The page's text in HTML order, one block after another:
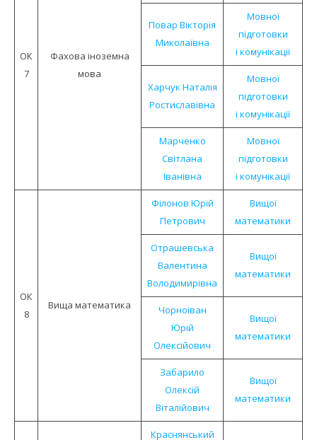
ОК
7
Фахова іноземна
мова
Повар Вікторія
Миколаївна
Мовної
підготовки
і комунікації
Харчук Наталія
Ростиславівна
Мовної
підготовки
і комунікації
Марченко
Світлана
Іванівна
Мовної
підготовки
і комунікації
ОК
8
Вища математика
Філонов Юрій
Петрович
Вищої
математики
Отрашевська
Валентина
Володимирівна
Вищої
математики
Чорноіван
Юрій
Олексійович
Вищої
математики
Забарило
Олексій
Віталійович
Вищої
математики
Краснянський